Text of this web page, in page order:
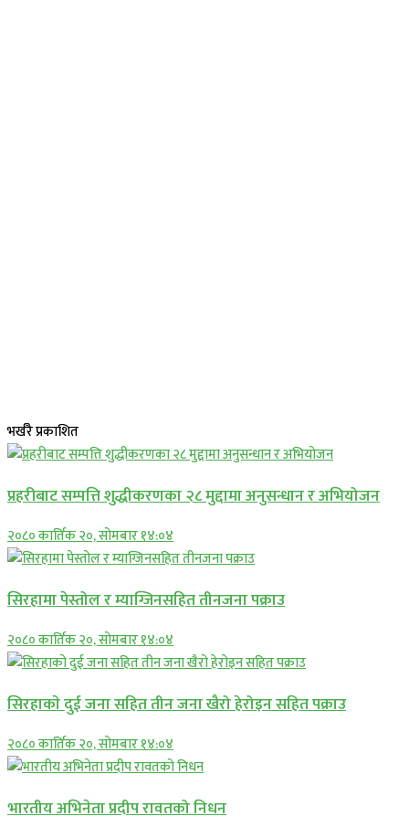
भर्खरै प्रकाशित
प्रहरीबाट सम्पत्ति शुद्धीकरणका २८ मुद्दामा अनुसन्धान र अभियोजन
२०८० कार्तिक २०, सोमबार १४:०४
सिरहामा पेस्तोल र म्याग्जिनसहित तीनजना पक्राउ
२०८० कार्तिक २०, सोमबार १४:०४
सिरहाकाे दुई जना सहित तीन जना खैरो हेरोइन सहित पक्राउ
२०८० कार्तिक २०, सोमबार १४:०४
भारतीय अभिनेता प्रदीप रावतको निधन